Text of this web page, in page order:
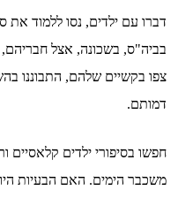
דברו עם ילדים, נסו ללמוד
בביה"ס, בשכונה, אצל חבריהם,
צפו בקשיים שלהם, התבוננו
דמותם.
חפשו בסיפורי ילדים קלאסיים
משכבר הימים. האם הבעיות